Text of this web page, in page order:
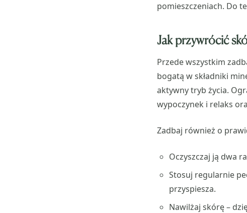
pomieszczeniach. Do
Jak przywrócić
Przede wszystkim
bogatą w składniki
aktywny tryb życia.
wypoczynek i relaks
Zadbaj również o
Oczyszczaj ją dwa
Stosuj regularnie
przyspiesza.
Nawilżaj skórę –